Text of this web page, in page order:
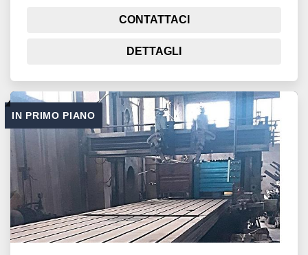
CONTATTACI
DETTAGLI
IN PRIMO PIANO